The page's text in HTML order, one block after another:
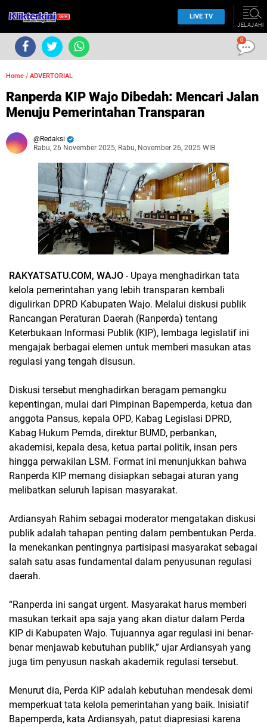
LIVE TV
JELAJAHI
Home / ADVERTORIAL
Ranperda KIP Wajo Dibedah: Mencari Jalan
Menuju Pemerintahan Transparan
Redaksi
Rabu, 26 November 2025, Rabu, November 26, 2025 WIB
RAKYATSATU.COM, WAJO - Upaya menghadirkan tata
kelola pemerintahan yang lebih transparan kembali
digulirkan DPRD Kabupaten Wajo. Melalui diskusi publik
Rancangan Peraturan Daerah (Ranperda) tentang
Keterbukaan Informasi Publik (KIP), lembaga legislatif ini
mengajak berbagai elemen untuk memberi masukan atas
regulasi yang tengah disusun.
Diskusi tersebut menghadirkan beragam pemangku
kepentingan, mulai dari Pimpinan Bapemperda, ketua dan
anggota Pansus, kepala OPD, Kabag Legislasi DPRD,
Kabag Hukum Pemda, direktur BUMD, perbankan,
akademisi, kepala desa, ketua partai politik, insan pers
hingga perwakilan LSM. Format ini menunjukkan bahwa
Ranperda KIP memang disiapkan sebagai aturan yang
melibatkan seluruh lapisan masyarakat.
Ardiansyah Rahim sebagai moderator mengatakan diskusi
publik adalah tahapan penting dalam pembentukan Perda.
Ia menekankan pentingnya partisipasi masyarakat sebagai
salah satu asas fundamental dalam penyusunan regulasi
daerah.
“Ranperda ini sangat urgent. Masyarakat harus memberi
masukan terkait apa saja yang akan diatur dalam Perda
KIP di Kabupaten Wajo. Tujuannya agar regulasi ini benar-
benar menjawab kebutuhan publik,” ujar Ardiansyah yang
juga tim penyusun naskah akademik regulasi tersebut.
Menurut dia, Perda KIP adalah kebutuhan mendesak demi
memperkuat tata kelola pemerintahan yang baik. Inisiatif
Bapemperda, kata Ardiansyah, patut diapresiasi karena
0